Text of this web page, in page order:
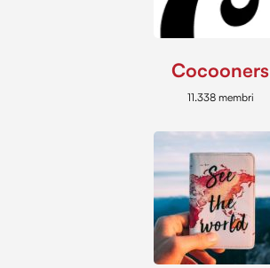
Cocooners
11.338 membri